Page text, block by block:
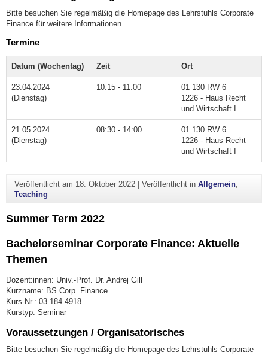
Bitte besuchen Sie regelmäßig die Homepage des Lehrstuhls Corporate
Finance für weitere Informationen.
Termine
Datum (Wochentag) Zeit Ort
23.04.2024
(Dienstag)
10:15 - 11:00
01 130 RW 6
1226 - Haus Recht
und Wirtschaft I
21.05.2024
(Dienstag)
08:30 - 14:00
01 130 RW 6
1226 - Haus Recht
und Wirtschaft I
Veröffentlicht am 18. Oktober 2022| Veröffentlicht in Allgemein,
Teaching
Summer Term 2022
Bachelorseminar Corporate Finance: Aktuelle
Themen
Dozent:innen: Univ.-Prof. Dr. Andrej Gill
Kurzname: BS Corp. Finance
Kurs-Nr.: 03.184.4918
Kurstyp: Seminar
Voraussetzungen / Organisatorisches
Bitte besuchen Sie regelmäßig die Homepage des Lehrstuhls Corporate